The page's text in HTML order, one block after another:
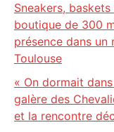
Sneakers,
boutique de 300
présence dans un
Toulouse
« On dormait
galère des
et la rencontre